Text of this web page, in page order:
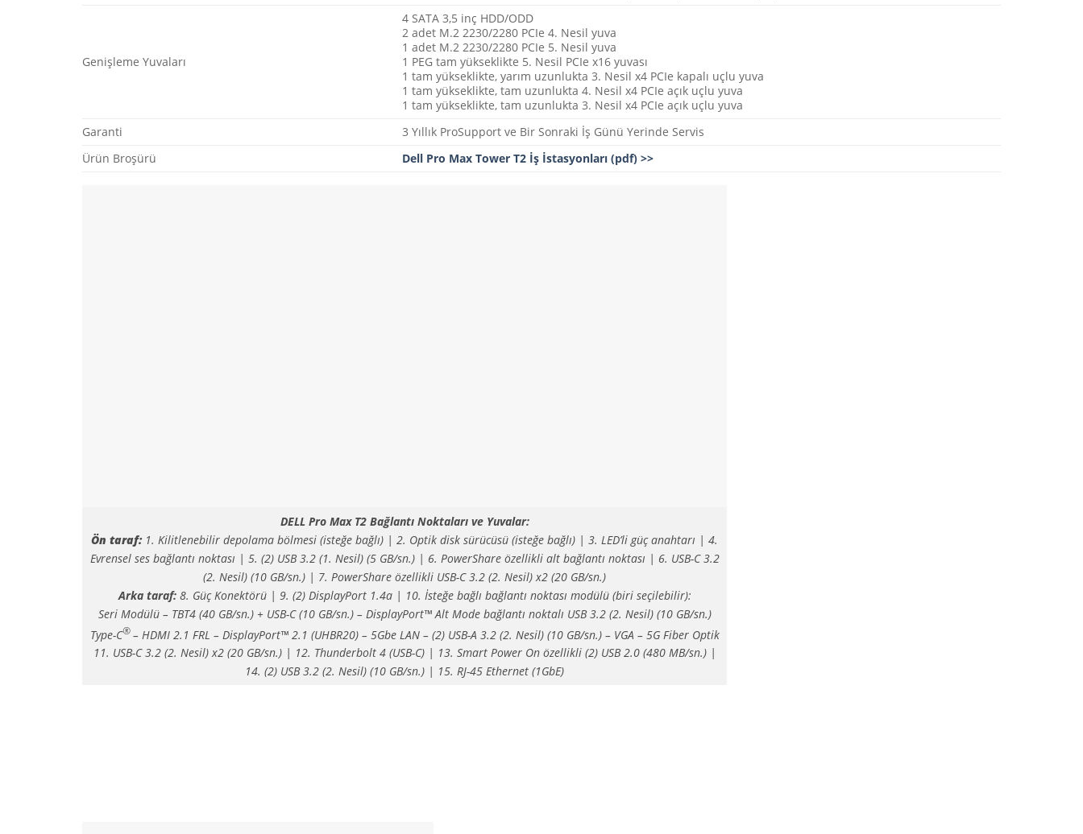
Genişleme Yuvaları
4 SATA 3,5 inç HDD/ODD
2 adet M.2 2230/2280 PCIe 4. Nesil yuva
1 adet M.2 2230/2280 PCIe 5. Nesil yuva
1 PEG tam yükseklikte 5. Nesil PCIe x16 yuvası
1 tam yükseklikte, yarım uzunlukta 3. Nesil x4 PCIe kapalı uçlu yuva
1 tam yükseklikte, tam uzunlukta 4. Nesil x4 PCIe açık uçlu yuva
1 tam yükseklikte, tam uzunlukta 3. Nesil x4 PCIe açık uçlu yuva
Garanti
3 Yıllık ProSupport ve Bir Sonraki İş Günü Yerinde Servis
Ürün Broşürü
Dell Pro Max Tower T2 İş İstasyonları (pdf) >>
DELL Pro Max T2 Bağlantı Noktaları ve Yuvalar:
Ön taraf: 1. Kilitlenebilir depolama bölmesi (isteğe bağlı) | 2. Optik disk sürücüsü (isteğe bağlı) | 3. LED’li güç anahtarı | 4.
Evrensel ses bağlantı noktası | 5. (2) USB 3.2 (1. Nesil) (5 GB/sn.) | 6. PowerShare özellikli alt bağlantı noktası | 6. USB-C 3.2
(2. Nesil) (10 GB/sn.) | 7. PowerShare özellikli USB-C 3.2 (2. Nesil) x2 (20 GB/sn.)
Arka taraf:8. Güç Konektörü | 9. (2) DisplayPort 1.4a | 10. İsteğe bağlı bağlantı noktası modülü (biri seçilebilir):
Seri Modülü – TBT4 (40 GB/sn.) + USB-C (10 GB/sn.) – DisplayPort™ Alt Mode bağlantı noktalı USB 3.2 (2. Nesil) (10 GB/sn.)
Type-C®– HDMI 2.1 FRL – DisplayPort™ 2.1 (UHBR20) – 5Gbe LAN – (2) USB-A 3.2 (2. Nesil) (10 GB/sn.) – VGA – 5G Fiber Optik
11. USB-C 3.2 (2. Nesil) x2 (20 GB/sn.) | 12. Thunderbolt 4 (USB-C) | 13. Smart Power On özellikli (2) USB 2.0 (480 MB/sn.) |
14. (2) USB 3.2 (2. Nesil) (10 GB/sn.) | 15. RJ-45 Ethernet (1GbE)